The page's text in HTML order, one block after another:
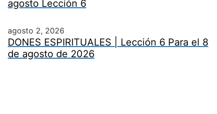
agosto Lección 6
agosto 2, 2026
DONES ESPIRITUALES | Lección 6 Para el 8
de agosto de 2026